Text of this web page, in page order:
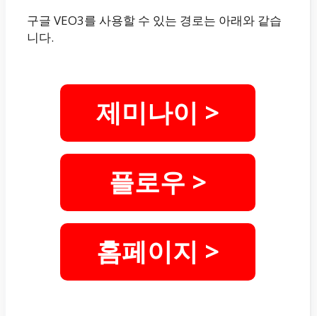
구글 VEO3를 사용할 수 있는 경로는 아래와 같습
니다.
제미나이 >
플로우 >
홈페이지 >